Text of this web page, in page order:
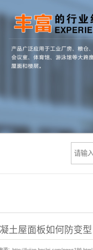
土屋面板如何防变型